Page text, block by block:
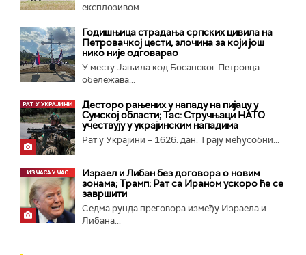
експлозивом...
Годишњица страдања српских цивила на
Петровачкој цести, злочина за који још
нико није одговарао
У месту Јањила код Босанског Петровца
обележава...
Десторо рањених у нападу на пијацу у
Сумској области; Тас: Стручњаци НАТО
учествују у украјинским нападима
Рат у Украјини – 1626. дан. Трају међусобни...
Израел и Либан без договора о новим
зонама; Трамп: Рат са Ираном ускоро ће се
завршити
Седма рунда преговора између Израела и
Либана...